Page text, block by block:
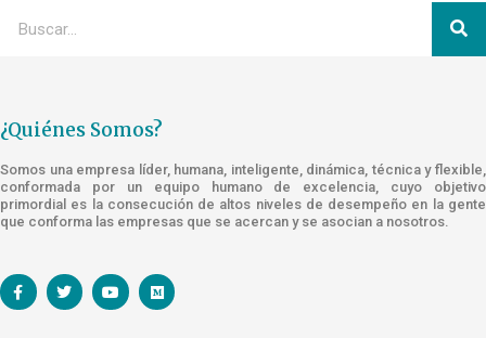
¿Quiénes Somos?
Somos una empresa líder, humana, inteligente, dinámica, técnica y flexible,
conformada por un equipo humano de excelencia, cuyo objetivo
primordial es la consecución de altos niveles de desempeño en la gente
que conforma las empresas que se acercan y se asocian a nosotros.